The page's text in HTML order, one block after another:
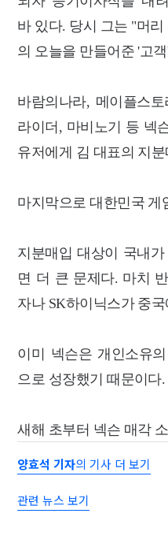
바 있다. 당시 그는 "머
의 오늘을 만들어준 '고
바람의나라, 메이플스
라이더, 마비노기 등 넥
유저에게 김 대표의 지
마지막으로 대한민국 게
지분매입 대상이 국내
면 더 큰 문제다. 마치
자나 SK하이닉스가 중
이미 넥슨은 개인소유
으로 성장했기 때문이다.
새해 초부터 넥슨 매각
양효석 기자의 기사 더 보기
관련 뉴스 보기